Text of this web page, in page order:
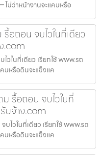
ม่ว่าหน้างานจะแคบหรือ
อถอน จบไวในที่เดียว
.com
วในที่เดียว เรียกใช้ www.รถ
บหรือดินจะแข็งแค
รื้อถอน จบไวในที่
บจ้าง.com
ไวในที่เดียว เรียกใช้ www.รถ
บหรือดินจะแข็งแค